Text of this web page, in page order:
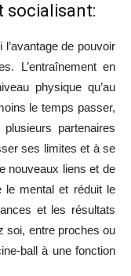
socialisant:
l’avantage de pouvoir
L’entraînement en
physique qu’au
le temps passer,
partenaires
ses limites et à se
nouveaux liens et de
le mental et réduit le
et les résultats
soi, entre proches ou
ball à une fonction